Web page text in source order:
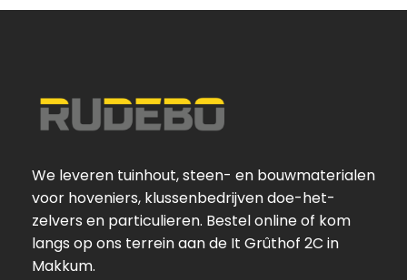
We leveren tuinhout, steen- en bouwmaterialen
voor hoveniers, klussenbedrijven doe-het-
zelvers en particulieren. Bestel online of kom
langs op ons terrein aan de It Grûthof 2C in
Makkum.